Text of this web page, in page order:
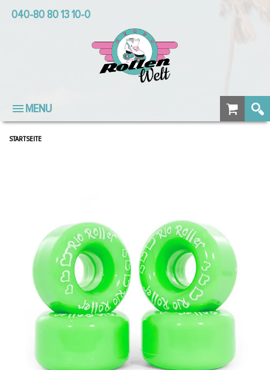
040-80 80 13 10-0
MENU
STARTSEITE